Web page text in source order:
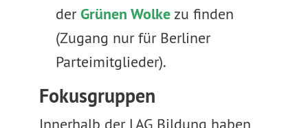
derGrünen Wolkezu finden
(Zugang nur für Berliner
Parteimitglieder).
Fokusgruppen
Innerhalb der LAG Bildung haben